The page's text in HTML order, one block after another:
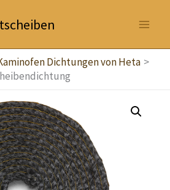
Dichtungen von Heta